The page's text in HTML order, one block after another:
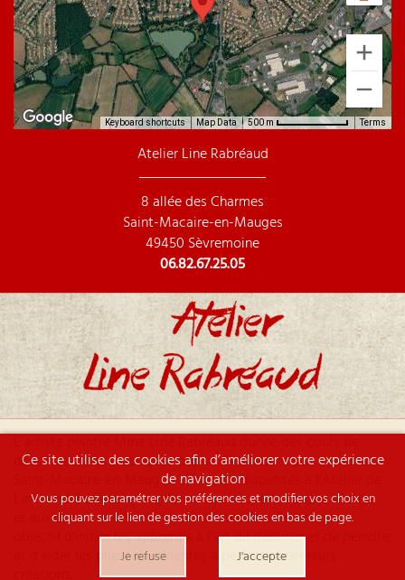
Keyboard shortcuts Map Data 500 m Terms
Atelier Line Rabréaud
8 allée des Charmes
Saint-Macaire-en-Mauges
49450 Sèvremoine
06.82.67.25.05
dessin et d’arts plastiques depuis 13 ans dans son atelier à
Saint-Macaire-en-Mauges. Les cours dispensés à l’Atelier de
Line sont destinés aux enfants à partir de 6 ans, aux adultes
et aux personnes en situation de handicap. Ils ont pour
objectif d’initier les apprentis à l’art de dessiner et de peindre,
et d’aider les plus expérimentés à perfectionner leurs
Ce site utilise des cookies afin d’améliorer votre expérience
de navigation
Vous pouvez paramétrer vos préférences et modifier vos choix en
cliquant sur le lien de gestion des cookies en bas de page.
Je refuse J'accepte